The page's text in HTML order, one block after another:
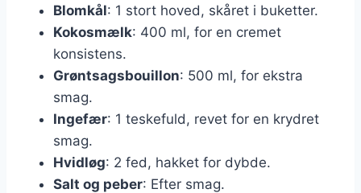
Blomkål: 1 stort hoved, skåret i buketter.
Kokosmælk: 400 ml, for en cremet
konsistens.
Grøntsagsbouillon: 500 ml, for ekstra
smag.
Ingefær: 1 teskefuld, revet for en krydret
smag.
Hvidløg: 2 fed, hakket for dybde.
Salt og peber: Efter smag.